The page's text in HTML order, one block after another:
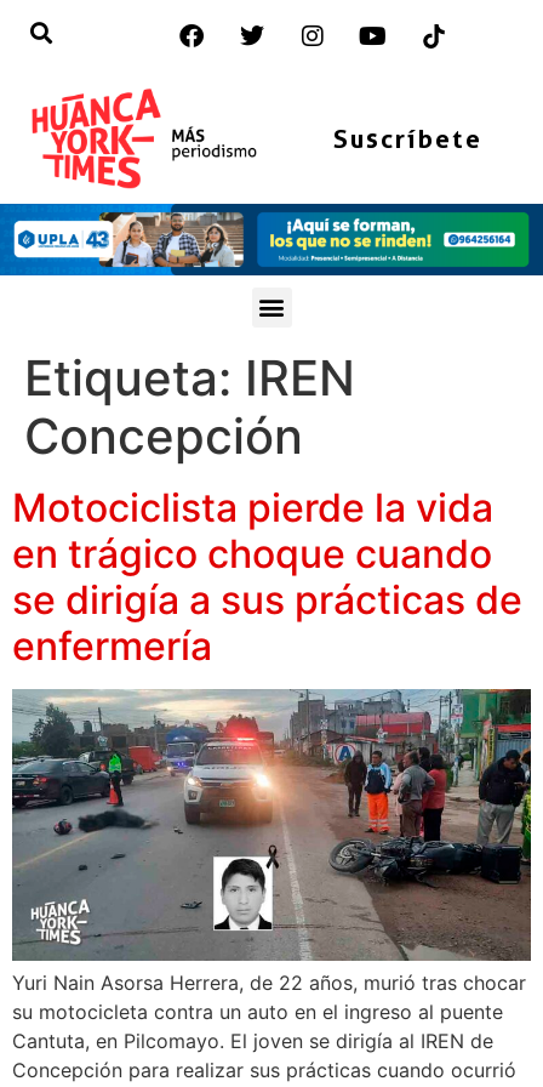
Suscríbete
Etiqueta: IREN
Concepción
Motociclista pierde la vida
en trágico choque cuando
se dirigía a sus prácticas de
enfermería
Yuri Nain Asorsa Herrera, de 22 años, murió tras chocar
su motocicleta contra un auto en el ingreso al puente
Cantuta, en Pilcomayo. El joven se dirigía al IREN de
Concepción para realizar sus prácticas cuando ocurrió